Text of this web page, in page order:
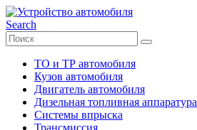
Search
ТО и ТР автомобиля
Кузов автомобиля
Двигатель автомобиля
Дизельная топливная аппаратура
Системы впрыска
Трансмиссия